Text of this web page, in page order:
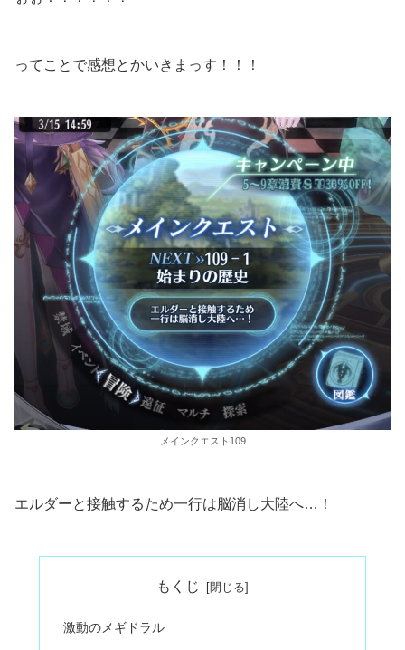
ってことで感想とかいきまっす！！！
メインクエスト109
エルダーと接触するため一行は脳消し大陸へ…！
もくじ
激動のメギドラル